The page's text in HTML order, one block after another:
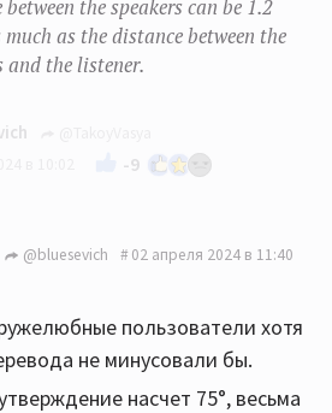
the speakers can be 1.2
much as the distance between the
and the listener.
-9
здесь в адеквате.
аглицким:))
мы подошли к вопросу о том, как
определить расстояние между
На заре стереофонии
@bluesevich 02 апреля 2024 в 11:40
пользователи хотя
не минусовали бы.
насчет 75°, весьма